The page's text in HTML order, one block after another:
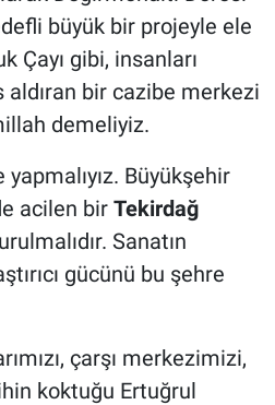
büyük bir projeyle ele
Çayı gibi, insanları
bir cazibe merkezi
demeliyiz.
Büyükşehir
acilen bir Tekirdağ
Sanatın
gücünü bu şehre
çarşı merkezimizi,
koktuğu Ertuğrul